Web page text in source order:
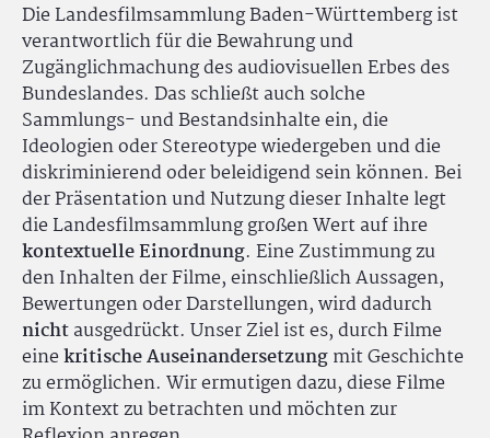
Die Landesfilmsammlung Baden-Württemberg ist
verantwortlich für die Bewahrung und
Zugänglichmachung des audiovisuellen Erbes des
Bundeslandes. Das schließt auch solche
Sammlungs- und Bestandsinhalte ein, die
Ideologien oder Stereotype wiedergeben und die
diskriminierend oder beleidigend sein können. Bei
der Präsentation und Nutzung dieser Inhalte legt
die Landesfilmsammlung großen Wert auf ihre
kontextuelle Einordnung. Eine Zustimmung zu
den Inhalten der Filme, einschließlich Aussagen,
Bewertungen oder Darstellungen, wird dadurch
nichtausgedrückt. Unser Ziel ist es, durch Filme
einekritische Auseinandersetzungmit Geschichte
zu ermöglichen. Wir ermutigen dazu, diese Filme
im Kontext zu betrachten und möchten zur